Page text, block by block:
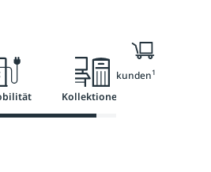
Kollektionen
Nur für Geschäftskunden1